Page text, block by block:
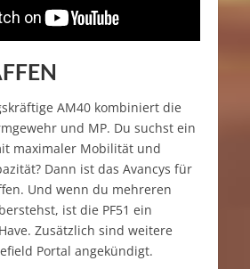
AM40 kombiniert die
und MP. Du suchst ein
maximaler Mobilität und
Dann ist das Avancys für
Und wenn du mehreren
ist die PF51 ein
Zusätzlich sind weitere
Portal angekündigt.